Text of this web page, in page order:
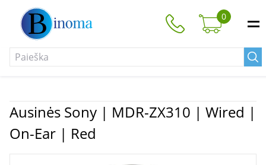
0
Ausinės Sony | MDR-ZX310 | Wired |
On-Ear | Red